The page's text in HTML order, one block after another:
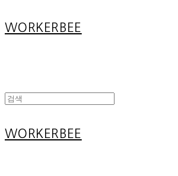
WORKERBEE
WORKERBEE